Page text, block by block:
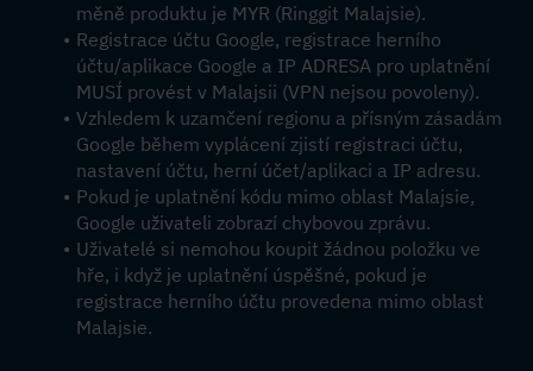
měně produktu je MYR (Ringgit Malajsie).
Registrace účtu Google, registrace herního
účtu/aplikace Google a IP ADRESA pro uplatnění
MUSÍ provést v Malajsii (VPN nejsou povoleny).
Vzhledem k uzamčení regionu a přísným zásadám
Google během vyplácení zjistí registraci účtu,
nastavení účtu, herní účet/aplikaci a IP adresu.
Pokud je uplatnění kódu mimo oblast Malajsie,
Google uživateli zobrazí chybovou zprávu.
Uživatelé si nemohou koupit žádnou položku ve
hře, i když je uplatnění úspěšné, pokud je
registrace herního účtu provedena mimo oblast
Malajsie.